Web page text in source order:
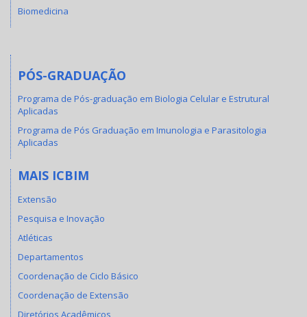
Biomedicina
PÓS-GRADUAÇÃO
Programa de Pós-graduação em Biologia Celular e Estrutural
Aplicadas
Programa de Pós Graduação em Imunologia e Parasitologia
Aplicadas
MAIS ICBIM
Extensão
Pesquisa e Inovação
Atléticas
Departamentos
Coordenação de Ciclo Básico
Coordenação de Extensão
Diretórios Acadêmicos